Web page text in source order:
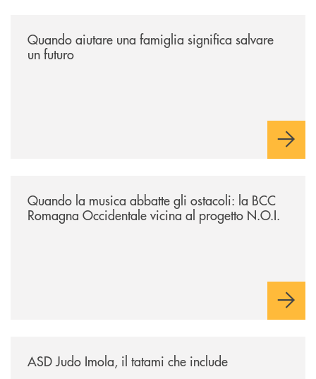
Quando aiutare una famiglia significa salvare
un futuro
Quando la musica abbatte gli ostacoli: la BCC
Romagna Occidentale vicina al progetto N.O.I.
ASD Judo Imola, il tatami che include